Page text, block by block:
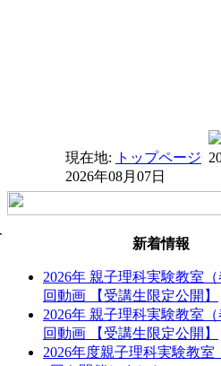
現在地: トップページ
2026年08月07日
新着情報
2026年 親子理科実験教室
回動画 【受講生限定公開】
2026年 親子理科実験教室
回動画 【受講生限定公開】
2026年度親子理科実験教室